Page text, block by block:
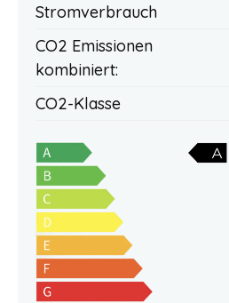
Stromverbrauch
CO2 Emissionen
kombiniert:
CO2-Klasse